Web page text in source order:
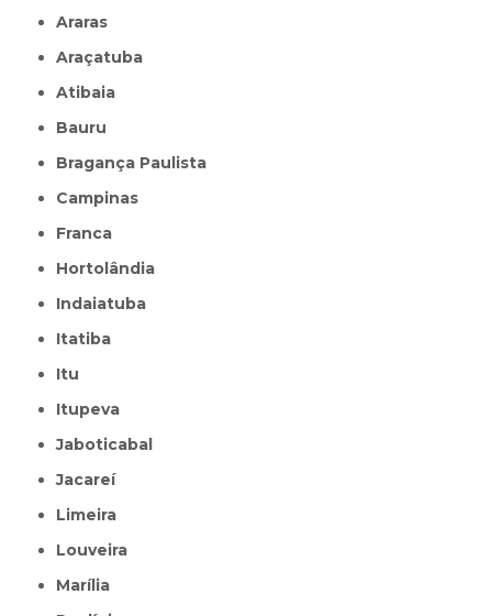
Araras
Araçatuba
Atibaia
Bauru
Bragança Paulista
Campinas
Franca
Hortolândia
Indaiatuba
Itatiba
Itu
Itupeva
Jaboticabal
Jacareí
Limeira
Louveira
Marília